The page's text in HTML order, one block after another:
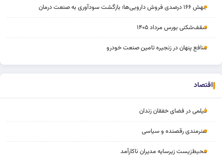
جهش ۱۶۶ درصدی فروش دارویی‌ها؛ بازگشت سودآوری به صنعت درمان
سقف‌شکنی بورس مرداد ۱۴۰۵
منافع پنهان در زنجیره تامین صنعت خودرو
اقتصاد
فیلمی در فضای خفقان‌ زندان
هنرمندی رقصنده و سیاسی
محیط‌زیست زیرسایه مدیران ناکارآمد